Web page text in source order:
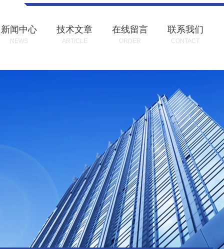
新闻中心
NEWS
技术文章
ARTICLE
在线留言
ORDER
联系我们
CONTACT